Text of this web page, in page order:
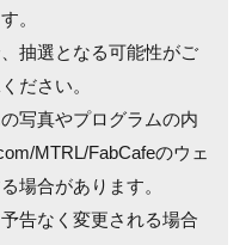
。
抽選となる可能性がご
ださい。
写真やプログラムの内
MTRL/FabCafeのウェ
場合があります。
告なく変更される場合